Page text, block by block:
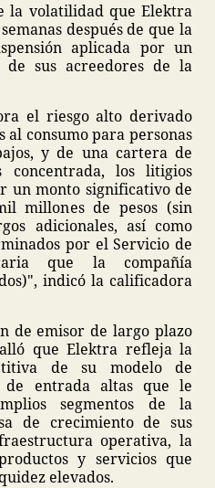
la volatilidad que Elektra
después de que la
aplicada por un
sus acreedores de la
el riesgo alto derivado
consumo para personas
y de una cartera de
concentrada, los litigios
un monto significativo de
millones de pesos (sin
adicionales, así como
por el Servicio de
que la compañía
indicó la calificadora
de emisor de largo plazo
que Elektra refleja la
de su modelo de
de entrada altas que le
segmentos de la
de crecimiento de sus
operativa, la
y servicios que
elevados.